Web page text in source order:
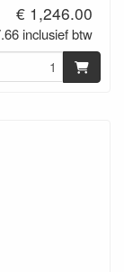
€ 1,246.00
inclusief btw